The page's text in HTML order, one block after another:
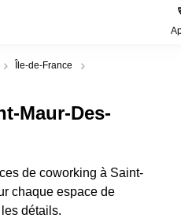
Île-de-France
Maur-Des-
de coworking à Saint-
chaque espace de
détails.